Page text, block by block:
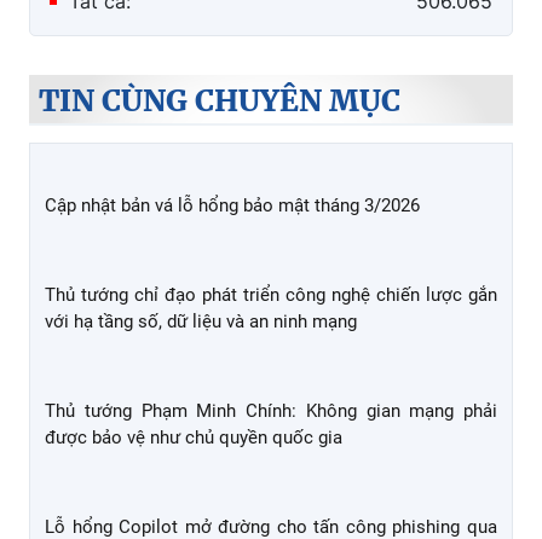
TIN CÙNG CHUYÊN MỤC
Cập nhật bản vá lỗ hổng bảo mật tháng 3/2026
Thủ tướng chỉ đạo phát triển công nghệ chiến lược gắn
với hạ tầng số, dữ liệu và an ninh mạng
Thủ tướng Phạm Minh Chính: Không gian mạng phải
được bảo vệ như chủ quyền quốc gia
Lỗ hổng Copilot mở đường cho tấn công phishing qua